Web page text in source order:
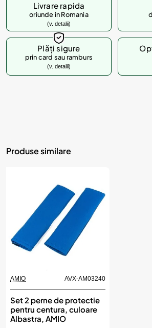
Livrare rapida
oriunde in Romania
(v. detalii)
Plăți sigure
prin card sau ramburs
(v. detalii)
Produse similare
AMIO AVX-AM03240
Set 2 perne de protectie
pentru centura, culoare
Albastra, AMIO